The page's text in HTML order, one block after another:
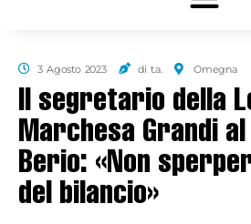
3 Agosto 2023 di t.a. Omegna
Il segretario della
Marchesa Grandi
Berio: «Non
del bilancio»